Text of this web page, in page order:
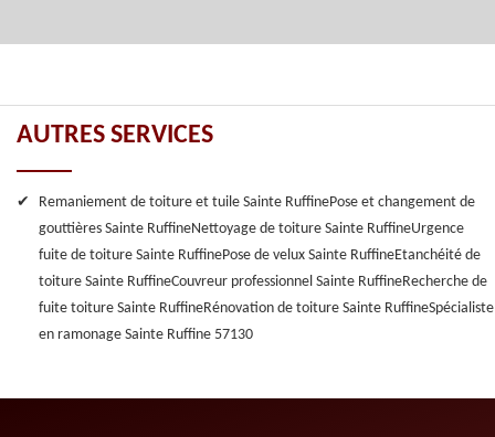
AUTRES SERVICES
Remaniement de toiture et tuile Sainte RuffinePose et changement de
gouttières Sainte RuffineNettoyage de toiture Sainte RuffineUrgence
fuite de toiture Sainte RuffinePose de velux Sainte RuffineEtanchéité de
toiture Sainte RuffineCouvreur professionnel Sainte RuffineRecherche de
fuite toiture Sainte RuffineRénovation de toiture Sainte RuffineSpécialiste
en ramonage Sainte Ruffine 57130